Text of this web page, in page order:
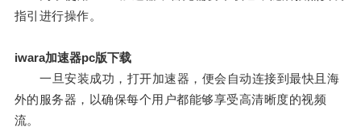
指引进行操作。
iwara加速器pc版下载
一旦安装成功，打开加速器，便会自动连接到最快且海
外的服务器，以确保每个用户都能够享受高清晰度的视频
流。